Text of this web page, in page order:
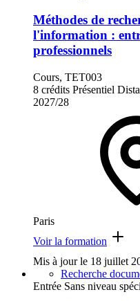
Méthodes de
l'information :
professionnels
Cours, TET003
8 crédits Présentiel
2027/28
Paris
Voir la formation
Mis à jour le 18 juillet
Recherche
Entrée Sans niveau